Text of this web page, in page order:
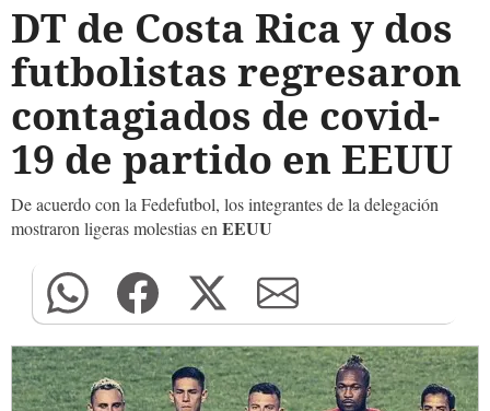
DT de Costa Rica y dos
futbolistas regresaron
contagiados de covid-
19 de partido en EEUU
De acuerdo con la Fedefutbol, los integrantes de la delegación
mostraron ligeras molestias en EEUU